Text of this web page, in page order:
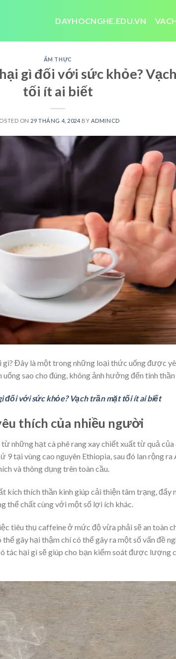
DAYHOCNGHE.EDU.VN
ẨM THỰC
gì đối với sức khỏe?
tối ít ai biết
ON 29 THÁNG 4, 2024 BY ADMINCD
Đây là một trong những loại thức uống được
sao cho đúng, không ảnh hưởng đến tinh
đối với sức khỏe? Vạch trần mặt tối ít ai biết
thích của nhiều người
những hạt cà phê rang xay chiết xuất từ quả của
tại vùng cao nguyên Ethiopia, sau đó lan rộng ra
và thông dụng trên toàn cầu.
kích thích thần kinh giúp cải thiện tâm trạng, đẩy
thể chất cùng với một số lợi ích khác.
tiêu thụ caffeine ở mức độ vừa phải sẽ an toàn
gây hại thậm chí có thể gây ra một số vấn đề
tác hại gì sẽ giúp cho bạn kiểm soát được lượng